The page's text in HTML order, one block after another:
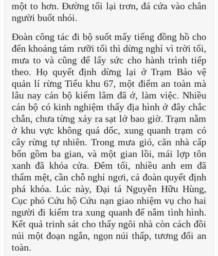
một to hơn. Đường tối lại trơn, đá cứa vào chân
người buốt nhói.
Đoàn công tác đi bộ suốt mấy tiếng đồng hồ cho
đến khoảng tám rưỡi tối thì dừng nghỉ vì trời tối,
mưa to và cũng để lấy sức cho hành trình tiếp
theo. Họ quyết định dừng lại ở Trạm Bảo vệ
quản lí rừng Tiểu khu 67, một điểm an toàn mà
lâu nay cán bộ kiểm lâm đã ở, làm việc. Nhiều
cán bộ có kinh nghiệm thấy địa hình ở đây chắc
chắn, chưa từng xảy ra sạt lở bao giờ. Trạm nằm
ở khu vực không quá dốc, xung quanh trạm có
cây rừng tự nhiên. Trong mưa gió, căn nhà cấp
bốn gồm ba gian, và một gian lồi, mái lợp tôn
xanh đã khóa cửa. Đêm tối, nhiều anh em đã
thấm mệt, cần chỗ nghỉ ngơi, cả đoàn quyết định
phá khóa. Lúc này, Đại tá Nguyễn Hữu Hùng,
Cục phó Cứu hộ Cứu nạn giao nhiệm vụ cho hai
người đi kiểm tra xung quanh để nắm tình hình.
Kết quả trinh sát cho thấy ngôi nhà còn cách đồi
núi một đoạn ngắn, ngọn núi thấp, tương đối an
toàn.